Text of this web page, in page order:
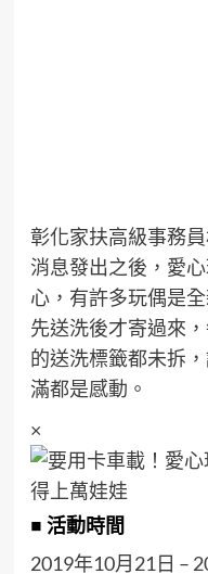
彰化家扶高級事務
消息發出之後，愛
心，有許多玩偶是
先送洗後才寄過來
的送洗標籤都未拆
滿都是感動。
×
■ 活動時間
2019年10月21日 –